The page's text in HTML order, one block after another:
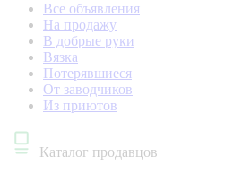
Все объявления
На продажу
В добрые руки
Вязка
Потерявшиеся
От заводчиков
Из приютов
Каталог продавцов